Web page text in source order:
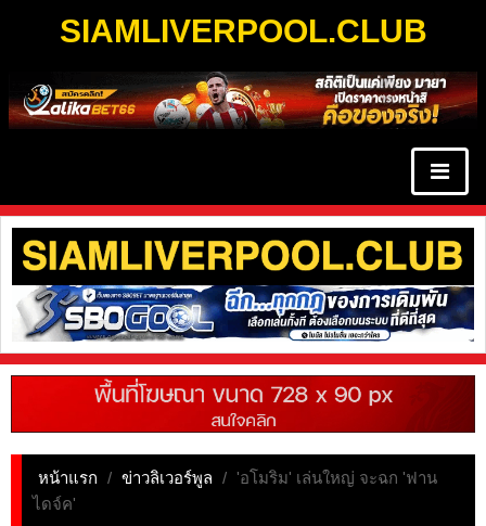
SIAMLIVERPOOL.CLUB
หน้าแรก / ข่าวลิเวอร์พูล / 'อโมริม' เล่นใหญ่ จะฉก 'ฟาน
ไดจ์ค'